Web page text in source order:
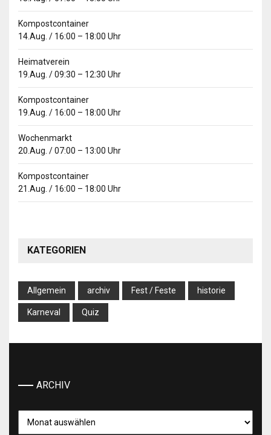
Kompostcontainer
14.Aug. / 16:00 – 18:00 Uhr
Heimatverein
19.Aug. /09:30 – 12:30 Uhr
Kompostcontainer
19.Aug. / 16:00 – 18:00 Uhr
Wochenmarkt
20.Aug. /07:00 – 13:00 Uhr
Kompostcontainer
21.Aug. / 16:00 – 18:00 Uhr
KATEGORIEN
Allgemein archiv Fest / Feste historie
Karneval Quiz
ARCHIV